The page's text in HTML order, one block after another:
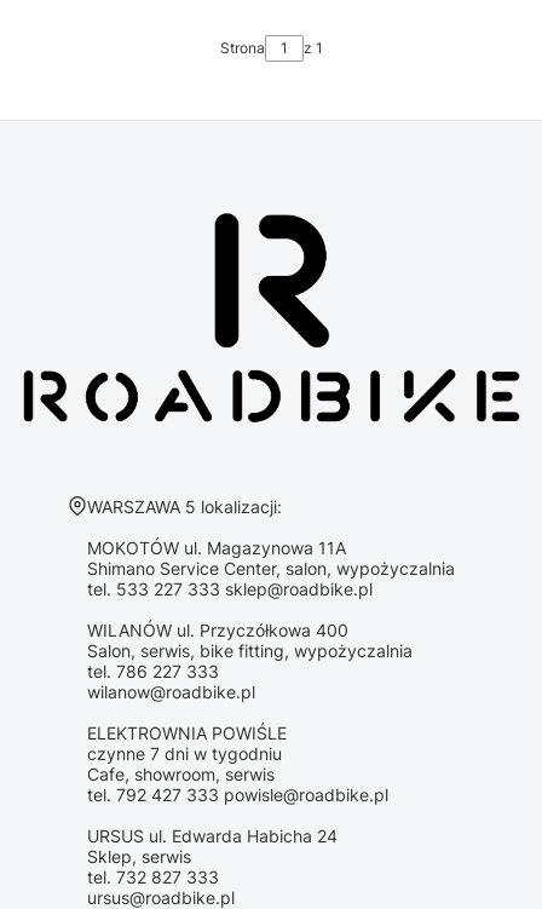
Strona z 1
Adres:
WARSZAWA 5 lokalizacji:
MOKOTÓW ul. Magazynowa 11A
Shimano Service Center, salon, wypożyczalnia
tel. 533 227 333 sklep@roadbike.pl
WILANÓW ul. Przyczółkowa 400
Salon, serwis, bike fitting, wypożyczalnia
tel. 786 227 333
wilanow@roadbike.pl
ELEKTROWNIA POWIŚLE
czynne 7 dni w tygodniu
Cafe, showroom, serwis
tel. 792 427 333 powisle@roadbike.pl
URSUS ul. Edwarda Habicha 24
Sklep, serwis
tel. 732 827 333
ursus@roadbike.pl